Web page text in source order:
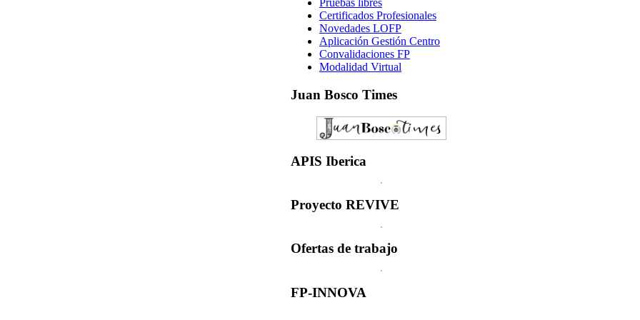
Pruebas libres
Certificados Profesionales
Novedades LOFP
Aplicación Gestión Centro
Convalidaciones FP
Modalidad Virtual
Juan Bosco Times
APIS Iberica
Proyecto REVIVE
Ofertas de trabajo
FP-INNOVA